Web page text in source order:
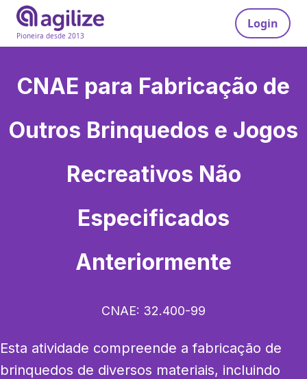
Pioneira desde 2013
Login
CNAE para Fabricação de
Outros Brinquedos e Jogos
Recreativos Não
Especificados
Anteriormente
CNAE: 32.400-99
Esta atividade compreende a fabricação de
brinquedos de diversos materiais, incluindo